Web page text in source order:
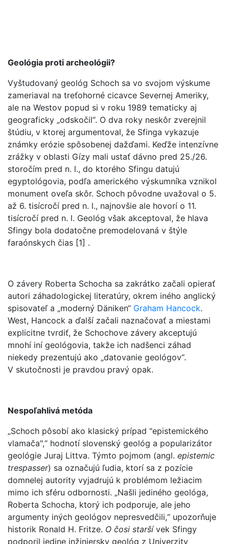
Geológia proti archeológii?
Vyštudovaný geológ Schoch sa vo svojom výskume
zameriaval na treťohorné cicavce Severnej Ameriky,
ale na Westov popud si v roku 1989 tematicky aj
geograficky „odskočil“. O dva roky neskôr zverejnil
štúdiu, v ktorej argumentoval, že Sfinga vykazuje
známky erózie spôsobenej dažďami. Keďže intenzívne
zrážky v oblasti Gízy mali ustať dávno pred 25./26.
storočím pred n. l., do ktorého Sfingu datujú
egyptológovia, podľa amerického výskumníka vznikol
monument oveľa skôr. Schoch pôvodne uvažoval o 5.
až 6. tisícročí pred n. l., najnovšie ale hovorí o 11.
tisícročí pred n. l. Geológ však akceptoval, že hlava
Sfingy bola dodatočne premodelovaná v štýle
faraónskych čias [1] .
O závery Roberta Schocha sa zakrátko začali opierať
autori záhadologickej literatúry, okrem iného anglický
spisovateľ a „moderný Däniken“ Graham Hancock.
West, Hancock a ďalší začali naznačovať a miestami
explicitne tvrdiť, že Schochove závery akceptujú
mnohí iní geológovia, takže ich nadšenci záhad
niekedy prezentujú ako „datovanie geológov“.
V skutočnosti je pravdou pravý opak.
Nespoľahlivá metóda
„Schoch pôsobí ako klasický prípad "epistemického
vlamača",“ hodnotí slovenský geológ a popularizátor
geológie Juraj Littva. Týmto pojmom (angl. epistemic
trespasser) sa označujú ľudia, ktorí sa z pozície
domnelej autority vyjadrujú k problémom ležiacim
mimo ich sféru odbornosti. „Našli jediného geológa,
Roberta Schocha, ktorý ich podporuje, ale jeho
argumenty iných geológov nepresvedčili,“ upozorňuje
historik Ronald H. Fritze. O čosi staršívek Sfingy
podporil jedine inžiniersky geológ z Univerzity